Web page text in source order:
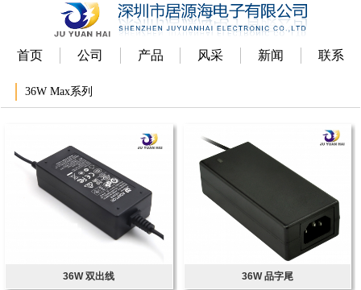
首页 公司 产品 风采 新闻 联系
36W Max系列
36W 双出线 36W 品字尾